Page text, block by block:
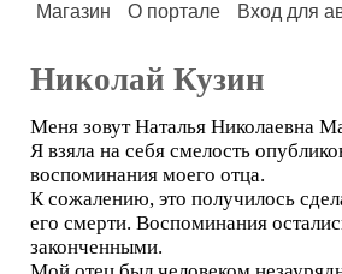
Магазин
О портале Вход для
Николай Кузин
Меня зовут Наталья Николаевна
Я взяла на себя смелость
воспоминания моего отца.
К сожалению, это получилось
его смерти. Воспоминания
законченными.